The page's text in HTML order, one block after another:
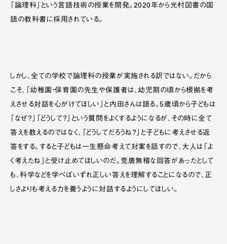
「論理科」という言語技術の授業を開発。2020年から光村図書の国
語の教科書に採用されている。
しかし、全ての学校で論理科の授業が実施される訳ではない。だから
こそ、「幼稚園・保育園の先生や保護者は、幼児期の頃から根拠を考
えさせる対話を心がけてほしい」と内田さんは語る。5歳頃から子どもは
「なぜ？」「どうして？」という質問をよくするようになるが、その時に全て
答えを教えるのではなく、「どうしてだろうね？」と子どもに考えさせる返
答をする。すると子どもは一生懸命考えて対案を話すので、大人は「よ
く考えたね」と受け止めてほしいのだ。荒唐無稽な回答があったとして
も、科学などを学べばいずれ正しい答えを理解することになるので、正
しさよりも考える力を養うように対話するようにしてほしい。